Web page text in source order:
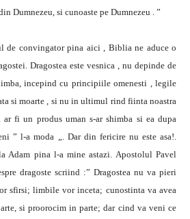
Dumnezeu, si cunoaste pe Dumnezeu . ”
de convingator pina aici , Biblia ne aduce o
Dragostea este vesnica , nu depinde de
incepind cu principiile omenesti , legile
si moarte , si nu in ultimul rind fiinta noastra
ar fi un produs uman s-ar shimba si ea dupa
” l-a moda „. Dar din fericire nu este asa!.
Adam pina l-a mine astazi. Apostolul Pavel
dragoste scriind :” Dragostea nu va pieri
sfirsi; limbile vor inceta; cunostinta va avea
si proorocim in parte; dar cind va veni ce